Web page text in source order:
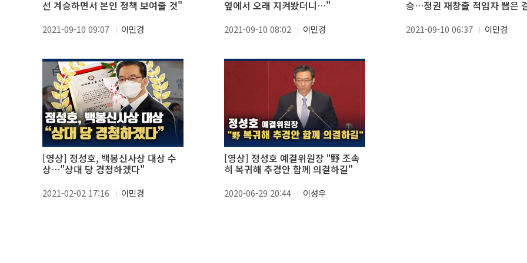
선 계승하면서 본인 정책 보여줄 것"
2021-09-10 09:07 이민경
옆에서 오래 지켜봤더니…"
2021-09-10 08:02 이민경
승…정권 재창출 적임자 뽑은
2021-09-10 06:37 이민경
[영상] 정성호, 백봉신사상 대상 수
상…"상대 당 경청하겠다"
2021-02-02 17:16 이민경
[영상] 정성호 예결위원장 "野 조속
히 복귀해 추경안 함께 의결하길"
2020-06-29 20:44 이성우